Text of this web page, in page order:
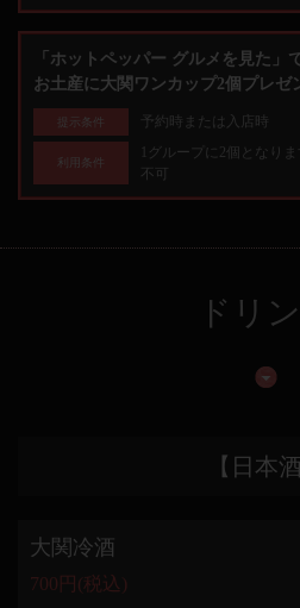
「ホットペッパー グルメを見た」
お土産に大関ワンカップ2個プレゼ
提示条件 予約時または入店時
利用条件
1グループに2個となり
不可
ドリ
【日本酒
大関冷酒
700円 (税込)